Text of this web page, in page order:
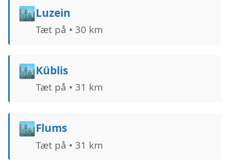
🏙️Luzein
Tæt på • 30 km
🏙️Küblis
Tæt på • 31 km
🏙️Flums
Tæt på • 31 km